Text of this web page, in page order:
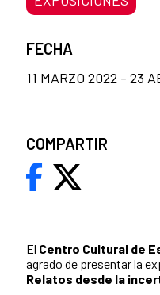
El Centro Cultural de
agrado de presentar la
Relatos desde la
FECHA
11 MARZO 2022 - 23
COMPARTIR